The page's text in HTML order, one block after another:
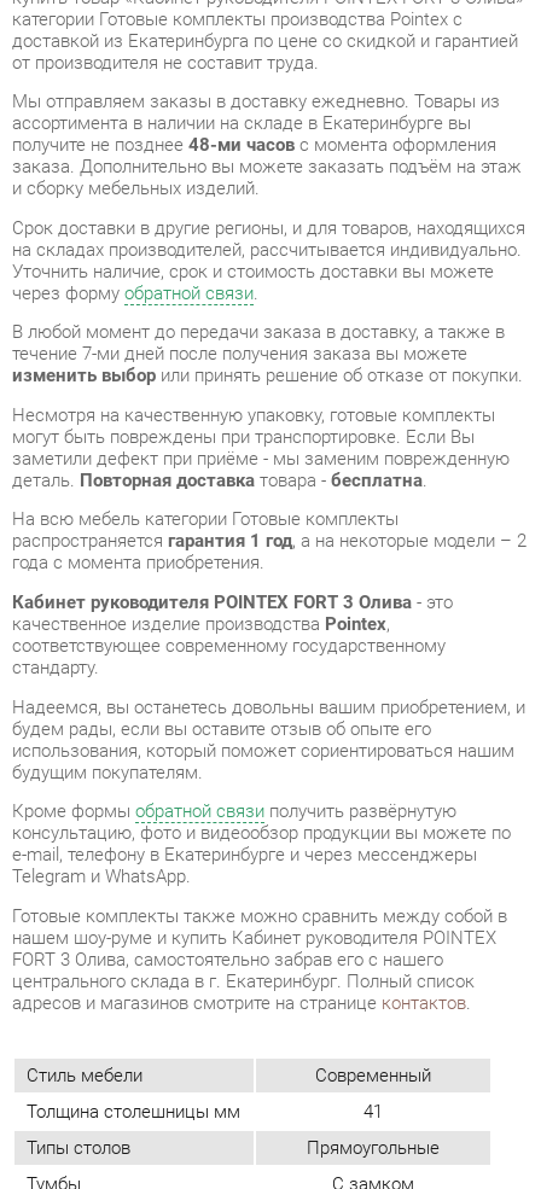
Мы отправляем заказы в доставку ежедневно. Товары из
ассортимента в наличии на складе в Екатеринбурге вы
получите не позднее48-ми часовс момента оформления
и сборку мебельных изделий.
Срок доставки в другие регионы, и для товаров, находящихся
на складах производителей, рассчитывается индивидуально.
Уточнить наличие, срок и стоимость доставки вы можете
В любой момент до передачи заказа в доставку, а также в
течение 7-ми дней после получения заказа вы можете
изменить выборили принять решение об отказе от покупки.
Несмотря на качественную упаковку, готовые комплекты
могут быть повреждены при транспортировке. Если Вы
заметили дефект при приёме - мы заменим поврежденную
Повторная доставка товара -
На всю мебель категории Готовые комплекты
распространяетсягарантия 1 год, а на некоторые модели – 2
года с момента приобретения.
Кабинет руководителя POINTEX FORT 3 Олива
качественное изделие производстваPointex,
соответствующее современному государственному
стандарту.
Надеемся, вы останетесь довольны вашим приобретением, и
будем рады, если вы оставите отзыв об опыте его
использования, который поможет сориентироваться нашим
будущим покупателям.
Кроме формы обратной связиполучить развёрнутую
консультацию, фото и видеообзор продукции вы можете по
e-mail, телефону в Екатеринбурге и через мессенджеры
Telegram и WhatsApp.
Готовые комплекты также можно сравнить между собой в
нашем шоу-руме и купить Кабинет руководителя POINTEX
FORT 3 Олива, самостоятельно забрав его с нашего
центрального склада в г. Екатеринбург. Полный список
адресов и магазинов смотрите на странице
Стиль мебели
Современный
Толщина столешницы мм
41
Тумбы
С замком
Материал
Лдсп
Цвет Дезира тёмная/антрацит